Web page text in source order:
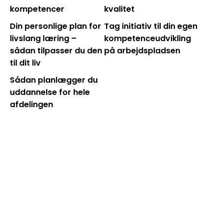
kompetencer
kvalitet
Din personlige plan for
livslang læring –
sådan tilpasser du den
til dit liv
Tag initiativ til din egen
kompetenceudvikling
på arbejdspladsen
Sådan planlægger du
uddannelse for hele
afdelingen